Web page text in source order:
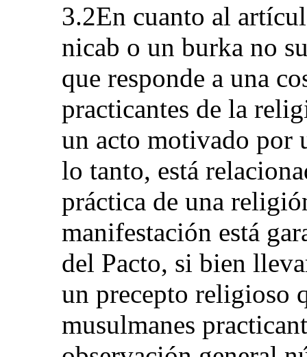
3.2En cuanto al
nicab o un burka no
que responde a una
practicantes de la
un acto motivado por
lo tanto, está
práctica de una
manifestación está
del Pacto, si bien
un precepto religioso
musulmanes